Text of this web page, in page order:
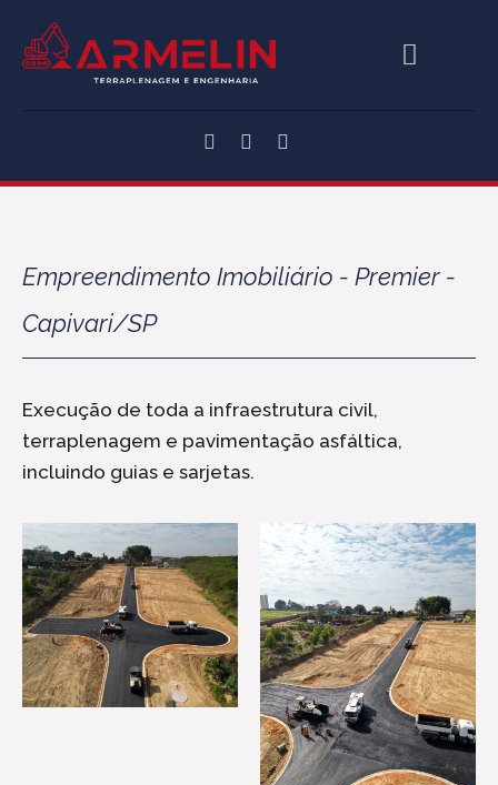
Empreendimento Imobiliário - Premier -
Capivari/SP
Execução de toda a infraestrutura civil,
terraplenagem e pavimentação asfáltica,
incluindo guias e sarjetas.